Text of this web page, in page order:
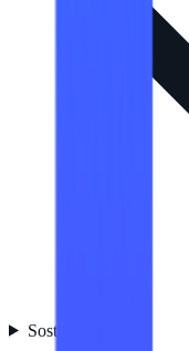
Sostenibilidad